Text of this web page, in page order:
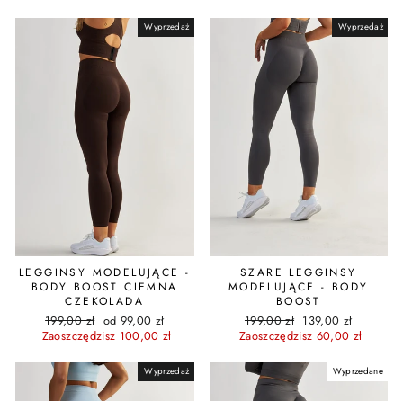
Wyprzedaż
LEGGINSY MODELUJĄCE -
BODY BOOST CIEMNA
CZEKOLADA
Cena
regularna
199,00 zł Cena
promocyjna
od 99,00 zł
Zaoszczędzisz 100,00 zł
Wyprzedaż
SZARE LEGGINSY
MODELUJĄCE - BODY
BOOST
Cena
regularna
199,00 zł Cena
promocyjna
139,00 zł
Zaoszczędzisz 60,00 zł
Wyprzedaż Wyprzedane